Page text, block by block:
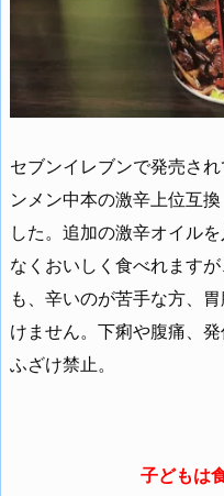
セブンイレブンで発売さ
ンメン中本の激辛上位互
した。追加の激辛オイル
なくおいしく食べれます
も、辛いのが苦手な方、
けません。下痢や腹痛、
ふざけ禁止。
子どもは